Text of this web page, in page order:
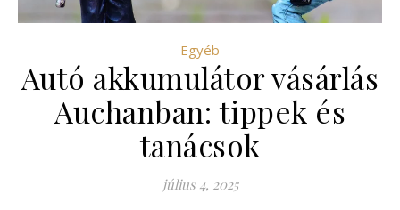
Egyéb
Autó akkumulátor vásárlás
Auchanban: tippek és
tanácsok
július 4, 2025